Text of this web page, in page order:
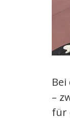
–
für